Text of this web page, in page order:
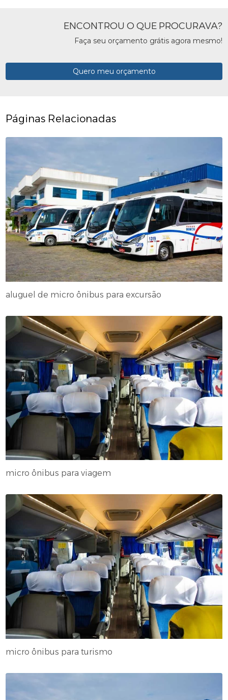
ENCONTROU O QUE PROCURAVA?
Faça seu orçamento grátis agora mesmo!
Quero meu orçamento
Páginas Relacionadas
aluguel de micro ônibus para excursão
micro ônibus para viagem
micro ônibus para turismo